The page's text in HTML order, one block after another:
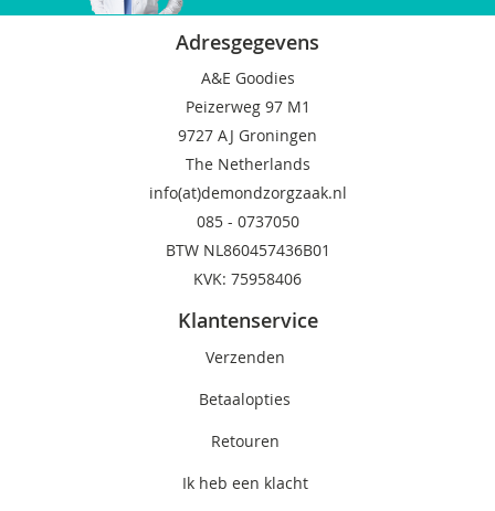
Adresgegevens
A&E Goodies
Peizerweg 97 M1
9727 AJ Groningen
The Netherlands
info(at)demondzorgzaak.nl
085 - 0737050
BTW NL860457436B01
KVK: 75958406
Klantenservice
Verzenden
Betaalopties
Retouren
Ik heb een klacht